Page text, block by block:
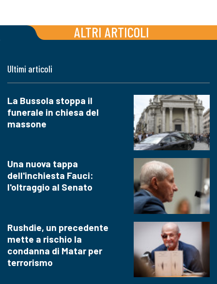
ALTRI ARTICOLI
Ultimi articoli
La Bussola stoppa il
funerale in chiesa del
massone
Una nuova tappa
dell'inchiesta Fauci:
l'oltraggio al Senato
Rushdie, un precedente
mette a rischio la
condanna di Matar per
terrorismo